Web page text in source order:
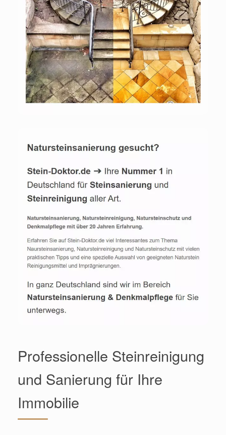
Professionelle Steinreinigung
und Sanierung für Ihre
Immobilie